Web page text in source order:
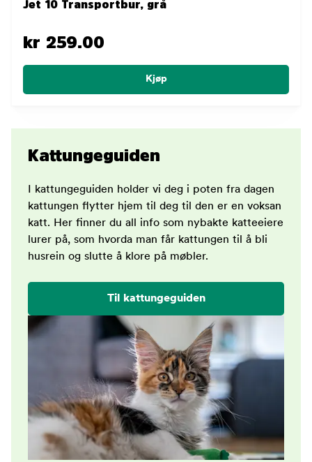
Jet 10 Transportbur, grå
kr 259.00
Kjøp
Kattungeguiden
I kattungeguiden holder vi deg i poten fra dagen
kattungen flytter hjem til deg til den er en voksan
katt. Her finner du all info som nybakte katteeiere
lurer på, som hvorda man får kattungen til å bli
husrein og slutte å klore på møbler.
Til kattungeguiden